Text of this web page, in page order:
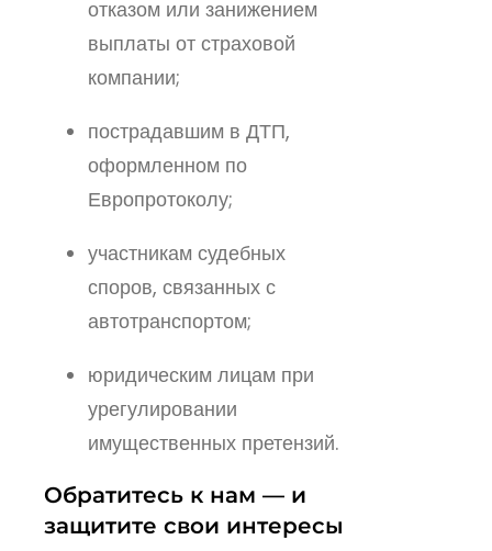
отказом или занижением
выплаты от страховой
компании;
пострадавшим в ДТП,
оформленном по
Европротоколу;
участникам судебных
споров, связанных с
автотранспортом;
юридическим лицам при
урегулировании
имущественных претензий.
Обратитесь к нам — и
защитите свои интересы